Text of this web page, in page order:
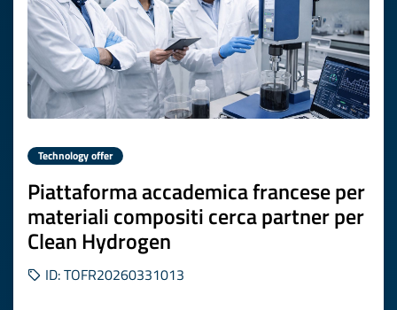
Technology offer
Piattaforma accademica francese per
materiali compositi cerca partner per
Clean Hydrogen
ID: TOFR20260331013